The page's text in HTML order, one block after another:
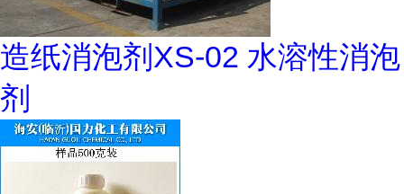
造纸消泡剂XS-02 水溶性消泡
剂